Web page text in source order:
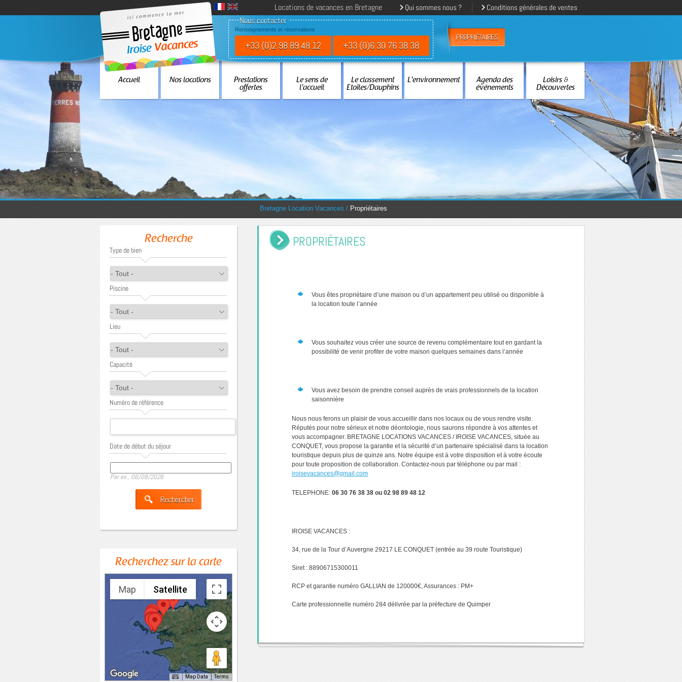
Locations de vacances en Bretagne Qui sommes nous ? Conditions générales de ventes
Nous contacter
Renseignements et réservations
+33 (0)2 98 89 48 12 +33 (0)6 30 76 38 38
PROPRIÉTAIRES
Accueil Nos locations
Prestations
offertes
Le sens de
l'accueil
Le classement
Etoiles/Dauphins
L'environnement
Agenda des
événements
Loisirs &
Découvertes
You are here:
Bretagne Location Vacances / Propriétaires
Recherche
Type de bien
Piscine
Lieu
Capacité
Numéro de référence
Date de début du séjour
Date
Par ex., 06/08/2026
Recherchez sur la carte
Map Satellite
Map Data Terms
PROPRIÉTAIRES
Vous êtes propriétaire d’une maison ou d’un appartement peu utilisé ou disponible à
la location toute l’année
Vous souhaitez vous créer une source de revenu complémentaire tout en gardant la
possibilité de venir profiter de votre maison quelques semaines dans l’année
Vous avez besoin de prendre conseil auprès de vrais professionnels de la location
saisonnière
Nous nous ferons un plaisir de vous accueillir dans nos locaux ou de vous rendre visite.
Réputés pour notre sérieux et notre déontologie, nous saurons répondre à vos attentes et
vous accompagner. BRETAGNE LOCATIONS VACANCES / IROISE VACANCES, située au
CONQUET, vous propose la garantie et la sécurité d’un partenaire spécialisé dans la location
touristique depuis plus de quinze ans. Notre équipe est à votre disposition et à votre écoute
pour toute proposition de collaboration. Contactez-nous par téléphone ou par mail :
iroisevacances@gmail.com
TELEPHONE: 06 30 76 38 38 ou 02 98 89 48 12
IROISE VACANCES :
34, rue de la Tour d’Auvergne 29217 LE CONQUET (entrée au 39 route Touristique)
Siret : 88906715300011
RCP et garantie numéro GALLIAN de 120000€, Assurances : PM+
Carte professionnelle numéro 284 délivrée par la préfecture de Quimper